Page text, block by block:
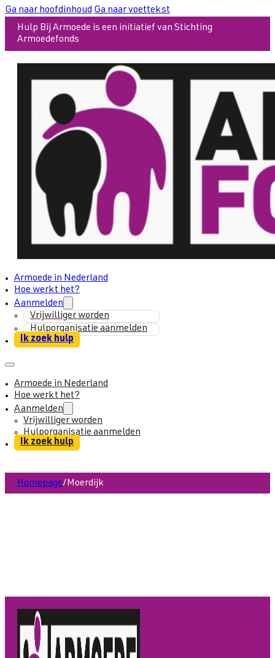
Ga naar hoofdinhoud Ga naar voettekst
Hulp Bij Armoede is een initiatief van Stichting
Armoedefonds
Armoede in Nederland
Hoe werkt het?
Aanmelden
Vrijwilliger worden
Hulporganisatie aanmelden
Ik zoek hulp
Armoede in Nederland
Hoe werkt het?
Aanmelden
Vrijwilliger worden
Hulporganisatie aanmelden
Ik zoek hulp
Homepage/Moerdijk